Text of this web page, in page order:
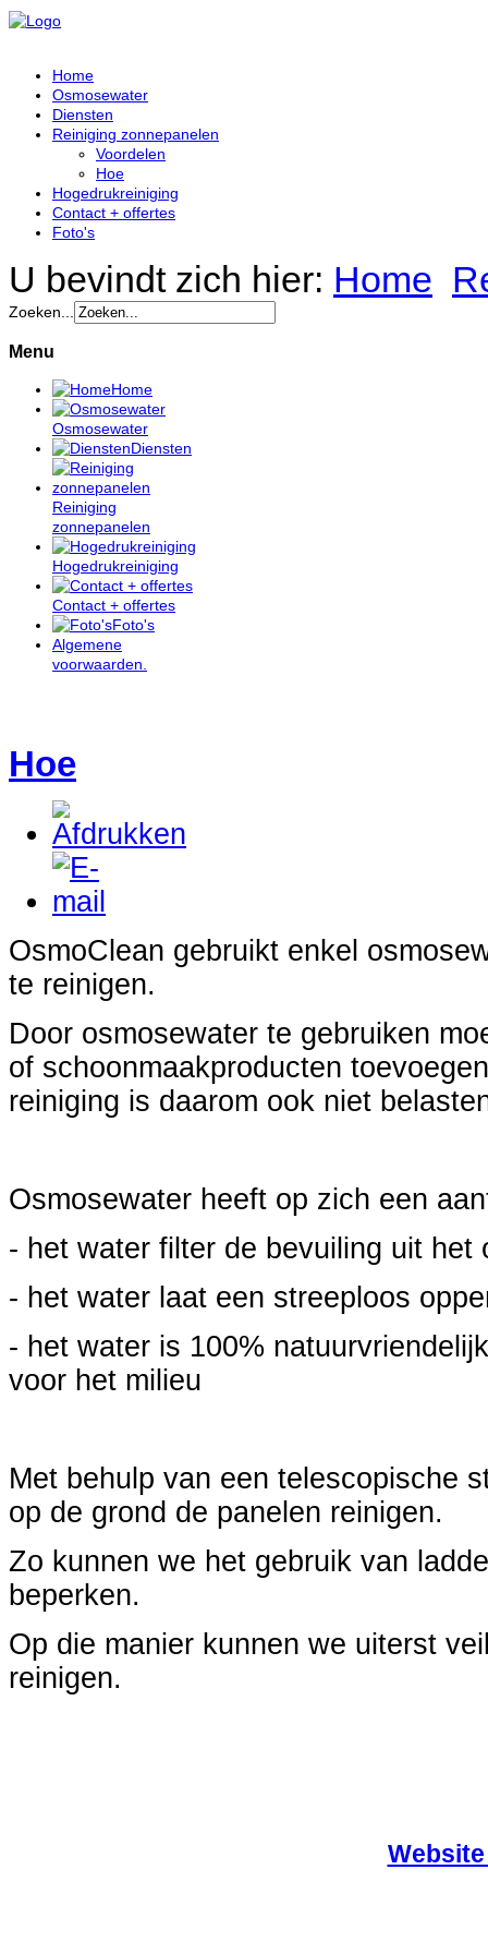
Home
Osmosewater
Diensten
Reiniging zonnepanelen
Voordelen
Hoe
Hogedrukreiniging
Contact + offertes
Foto's
U bevindt zich hier: Home
Zoeken...
Menu
Home
Osmosewater
Diensten
Reiniging
zonnepanelen
Hogedrukreiniging
Contact + offertes
Foto's
Algemene
voorwaarden.
Hoe
OsmoClean gebruikt enkel
te reinigen.
Door osmosewater te gebruiken
of schoonmaakproducten
reiniging is daarom ook niet
Osmosewater heeft op zich een
- het water filter de bevuiling uit het
- het water laat een streeploos
- het water is 100%
voor het milieu
Met behulp van een telescopische
op de grond de panelen reinigen.
Zo kunnen we het gebruik van
beperken.
Op die manier kunnen we uiterst
reinigen.